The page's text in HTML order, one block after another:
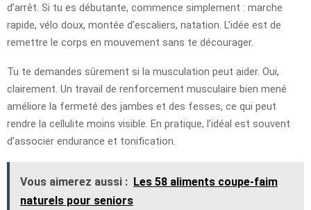
d’arrêt. Si tu es débutante, commence simplement : marche
rapide, vélo doux, montée d’escaliers, natation. L’idée est de
remettre le corps en mouvement sans te décourager.
Tu te demandes sûrement si la musculation peut aider. Oui,
clairement. Un travail de renforcement musculaire bien mené
améliore la fermeté des jambes et des fesses, ce qui peut
rendre la cellulite moins visible. En pratique, l’idéal est souvent
d’associer endurance et tonification.
Vous aimerez aussi : Les 58 aliments coupe-faim
naturels pour seniors